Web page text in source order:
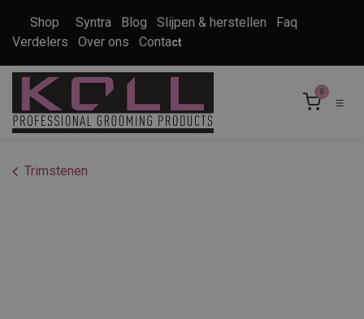
Shop Syntra Blog Slijpen & herstellen
Faq
Verdelers
Over ons Contact
0
Trimstenen